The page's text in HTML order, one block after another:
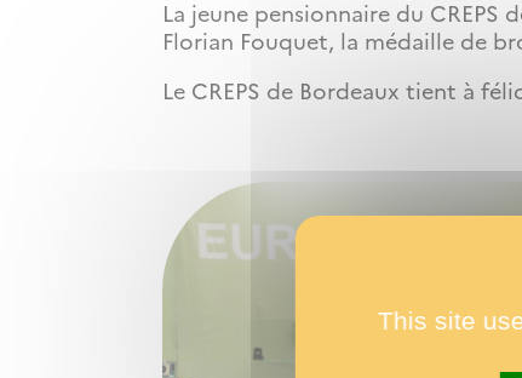
La jeune pensionnaire du CREPS
Florian Fouquet, la médaille de
Le CREPS de Bordeaux tient à
This site